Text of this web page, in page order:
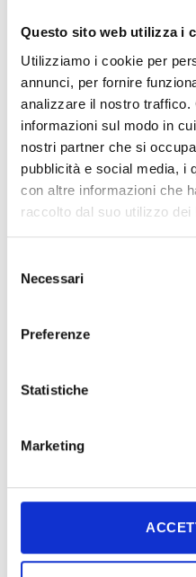
Questo sito web utilizza i
Utilizziamo i cookie per
annunci, per fornire
analizzare il nostro traffico.
informazioni sul modo in
nostri partner che si
pubblicità e social media, i
con altre informazioni che
raccolto dal suo utilizzo dei
delNecessari
Preferenze
Statistiche
Marketing